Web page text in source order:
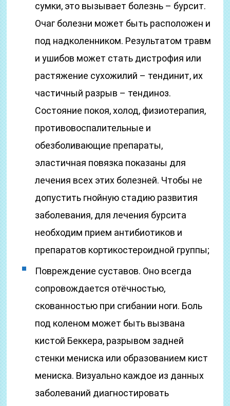
сумки, это вызывает болезнь – бурсит.
Очаг болезни может быть расположен и
под надколенником. Результатом травм
и ушибов может стать дистрофия или
растяжение сухожилий – тендинит, их
частичный разрыв – тендиноз.
Состояние покоя, холод, физиотерапия,
противовоспалительные и
обезболивающие препараты,
эластичная повязка показаны для
лечения всех этих болезней. Чтобы не
допустить гнойную стадию развития
заболевания, для лечения бурсита
необходим прием антибиотиков и
препаратов кортикостероидной группы;
Повреждение суставов. Оно всегда
сопровождается отёчностью,
скованностью при сгибании ноги. Боль
под коленом может быть вызвана
кистой Беккера, разрывом задней
стенки мениска или образованием кист
мениска. Визуально каждое из данных
заболеваний диагностировать